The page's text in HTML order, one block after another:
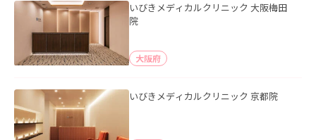
いびきメディカルクリニック 大阪梅田
院
大阪府
いびきメディカルクリニック 京都院